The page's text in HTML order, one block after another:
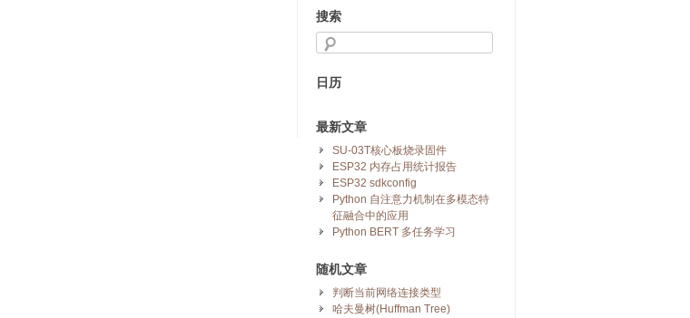
搜索
日历
最新文章
SU-03T核心板烧录固件
ESP32 内存占用统计报告
ESP32 sdkconfig
Python 自注意力机制在多模态特
征融合中的应用
Python BERT 多任务学习
随机文章
判断当前网络连接类型
哈夫曼树(Huffman Tree)